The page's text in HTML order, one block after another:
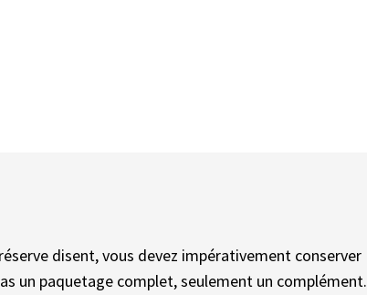
disent, vous devez impérativement conserver
un paquetage complet, seulement un complément.